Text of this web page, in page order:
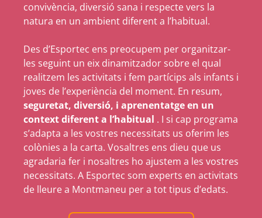
convivència, diversió sana i respecte vers la
natura en un ambient diferent a l’habitual.
Des d’Esportec ens preocupem per organitzar-
les seguint un eix dinamitzador sobre el qual
realitzem les activitats i fem partícips als infants i
joves de l’experiència del moment. En resum,
seguretat, diversió, i aprenentatge en un
context diferent a l’habitual . I si cap programa
s’adapta a les vostres necessitats us oferim les
colònies a la carta. Vosaltres ens dieu que us
agradaria fer i nosaltres ho ajustem a les vostres
necessitats. A Esportec som experts en activitats
de lleure a Montmaneu per a tot tipus d’edats.